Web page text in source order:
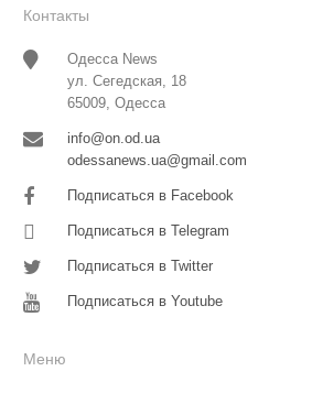
Контакты
Одесса News
ул. Сегедская, 18
65009, Одесса
info@on.od.ua
odessanews.ua@gmail.com
Подписаться в Facebook
Подписаться в Telegram
Подписаться в Twitter
Подписаться в Youtube
Меню